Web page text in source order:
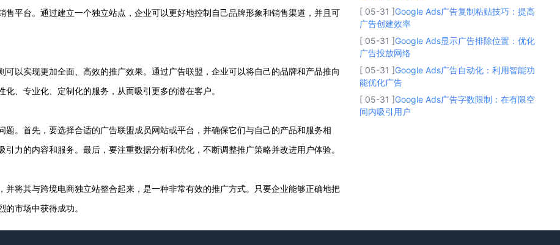
平台。通过建立一个独立站点，企业可以更好地控制自己品牌形象和销售渠道，并且可
以实现更加全面、高效的推广效果。通过广告联盟，企业可以将自己的品牌和产品推向
、专业化、定制化的服务，从而吸引更多的潜在客户。
。首先，要选择合适的广告联盟成员网站或平台，并确保它们与自己的产品和服务相
力的内容和服务。最后，要注重数据分析和优化，不断调整推广策略并改进用户体验。
将其与跨境电商独立站整合起来，是一种非常有效的推广方式。只要企业能够正确地把
市场中获得成功。
[ 05-31 ]Google Ads广告复制粘贴技巧：提高
广告创建效率
[ 05-31 ]Google Ads显示广告排除位置：优化
广告投放网络
[ 05-31 ]Google Ads广告自动化：利用智能功
能优化广告
[ 05-31 ]Google Ads广告字数限制：在有限空
间内吸引用户